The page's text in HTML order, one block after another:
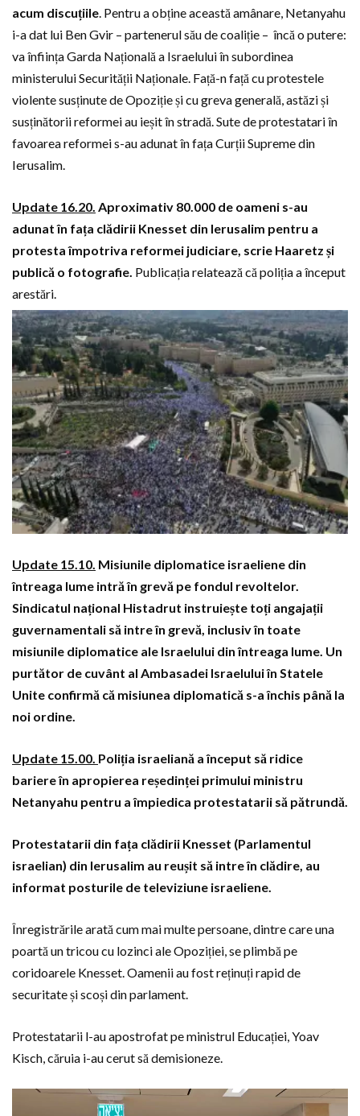
acum discuțiile. Pentru a obține această amânare, Netanyahu
i-a dat lui Ben Gvir – partenerul său de coaliție – încă o putere:
va înființa Garda Națională a Israelului în subordinea
ministerului Securității Naționale. Față-n față cu protestele
violente susținute de Opoziție și cu greva generală, astăzi și
susținătorii reformei au ieșit în stradă. Sute de protestatari în
favoarea reformei s-au adunat în fața Curții Supreme din
Ierusalim.
Update 16.20. Aproximativ 80.000 de oameni s-au
adunat în fața clădirii Knesset din Ierusalim pentru a
protesta împotriva reformei judiciare, scrie Haaretz și
publică o fotografie. Publicația relatează că poliția a început
arestări.
Update 15.10. Misiunile diplomatice israeliene din
întreaga lume intră în grevă pe fondul revoltelor.
Sindicatul național Histadrut instruiește toți angajații
guvernamentali să intre în grevă, inclusiv în toate
misiunile diplomatice ale Israelului din întreaga lume. Un
purtător de cuvânt al Ambasadei Israelului în Statele
Unite confirmă că misiunea diplomatică s-a închis până la
noi ordine.
Update 15.00. Poliția israeliană a început să ridice
bariere în apropierea reședinței primului ministru
Netanyahu pentru a împiedica protestatarii să pătrundă.
Protestatarii din fața clădirii Knesset (Parlamentul
israelian) din Ierusalim au reușit să intre în clădire, au
informat posturile de televiziune israeliene.
Înregistrările arată cum mai multe persoane, dintre care una
poartă un tricou cu lozinci ale Opoziției, se plimbă pe
coridoarele Knesset. Oamenii au fost reținuți rapid de
securitate și scoși din parlament.
Protestatarii l-au apostrofat pe ministrul Educației, Yoav
Kisch, căruia i-au cerut să demisioneze.
Player